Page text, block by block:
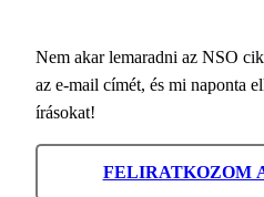
Nem akar lemaradni az NSO
az e-mail címét, és mi naponta
írásokat!
FELIRATKOZOM